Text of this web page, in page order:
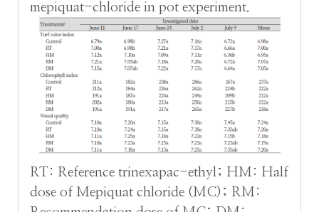
mepiquat-chloride in pot experiment.
RT: Reference trinexapac-ethyl; HM: Half
dose of Mepiquat chloride (MC); RM: